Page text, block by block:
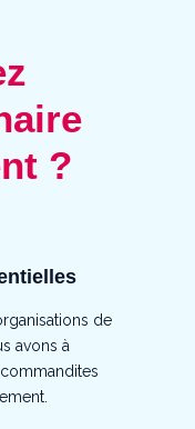
?
de
avons à